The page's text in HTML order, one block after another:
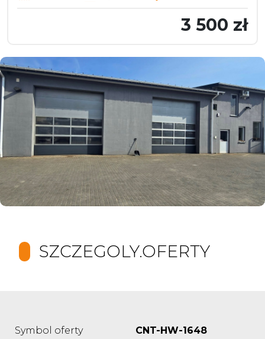
3 500 zł
SZCZEGOLY.OFERTY
Symbol oferty
CNT-HW-1648